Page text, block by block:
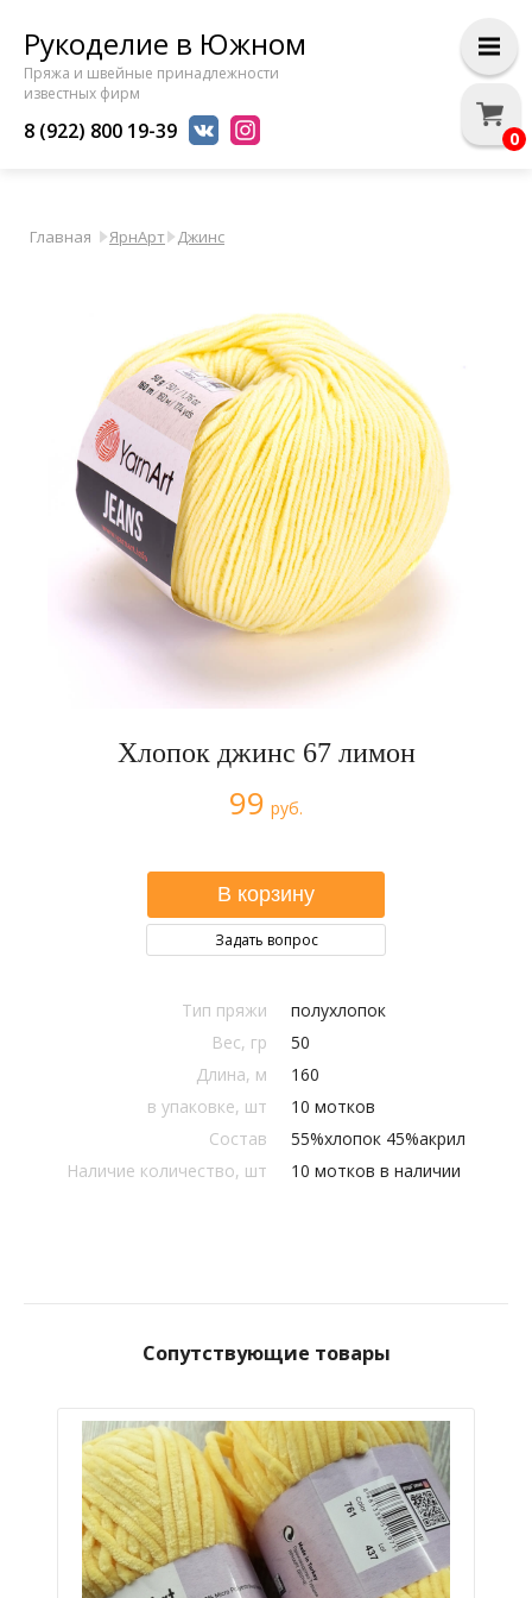
Рукоделие в Южном
Пряжа и швейные принадлежности
известных фирм
8 (922) 800 19-39
Главная ЯрнАрт Джинс
Хлопок джинс 67 лимон
99 руб.
Задать вопрос
Тип пряжи
полухлопок
Вес, гр
50
Длина, м
160
в упаковке, шт
10 мотков
Состав
55%хлопок 45%акрил
Наличие количество, шт
10 мотков в наличии
Сопутствующие товары
0